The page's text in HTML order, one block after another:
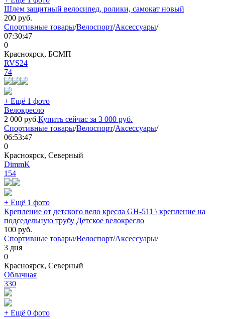
Шлем защитный велосипед, ролики, самокат новый
200 руб.
Спортивные товары/Велоспорт/Аксессуары/
07:30:47
0
Красноярск, БСМП
RVS24
74
+ Ещё 1 фото
Велокресло
2 000 руб.Купить сейчас за 3 000 руб.
Спортивные товары/Велоспорт/Аксессуары/
06:53:47
0
Красноярск, Северный
DimmK
154
+ Ещё 1 фото
Крепление от детского вело кресла GH-511 \ крепление на
подседельную трубу Детское велокресло
100 руб.
Спортивные товары/Велоспорт/Аксессуары/
3 дня
0
Красноярск, Северный
Облачная
330
+ Ещё 0 фото